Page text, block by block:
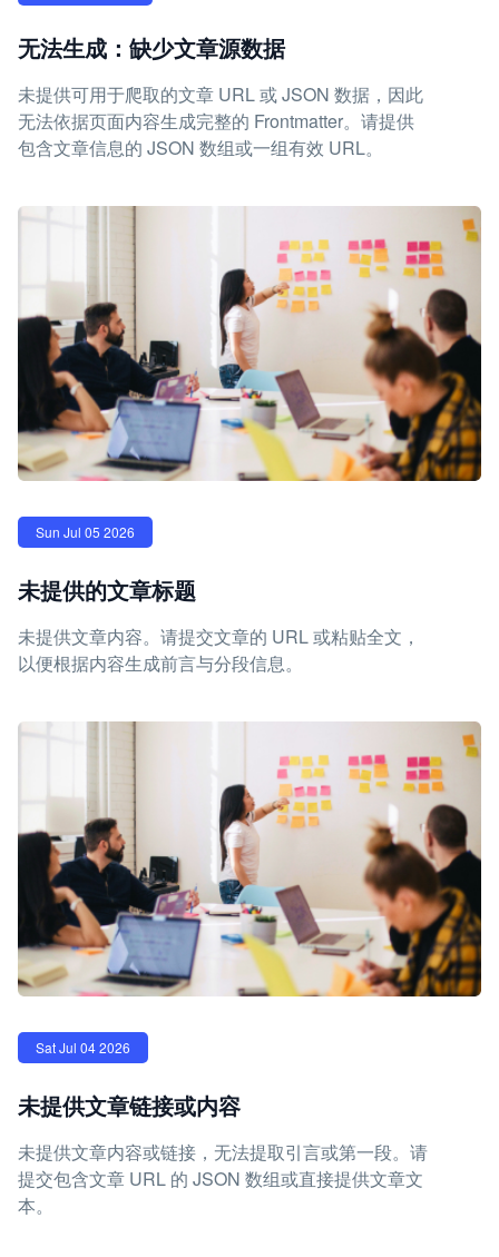
无法生成：缺少文章源数据
未提供可用于爬取的文章 URL 或 JSON 数据，因此
无法依据页面内容生成完整的 Frontmatter。请提供
包含文章信息的 JSON 数组或一组有效 URL。
Sun Jul 05 2026
未提供的文章标题
未提供文章内容。请提交文章的 URL 或粘贴全文，
以便根据内容生成前言与分段信息。
Sat Jul 04 2026
未提供文章链接或内容
未提供文章内容或链接，无法提取引言或第一段。请
提交包含文章 URL 的 JSON 数组或直接提供文章文
本。